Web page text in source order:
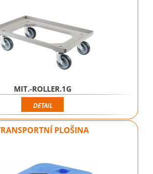
MIT.-ROLLER.1G
DETAIL
PLOŠINA